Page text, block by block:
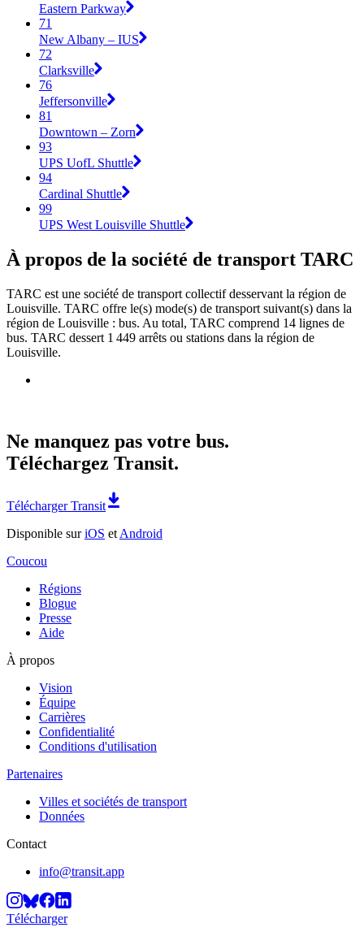
Eastern Parkway
71
New Albany – IUS
72
Clarksville
76
Jeffersonville
81
Downtown – Zorn
93
UPS UofL Shuttle
94
Cardinal Shuttle
99
UPS West Louisville Shuttle
À propos de la société de transport TARC
TARC est une société de transport collectif desservant la région de
Louisville. TARC offre le(s) mode(s) de transport suivant(s) dans la
région de Louisville : bus. Au total, TARC comprend 14 lignes de
bus. TARC dessert 1 449 arrêts ou stations dans la région de
Louisville.
Ne manquez pas votre bus.
Téléchargez Transit.
Télécharger Transit
Disponible suriOS et Android
Coucou
Régions
Blogue
Presse
Aide
À propos
Vision
Équipe
Carrières
Confidentialité
Conditions d'utilisation
Partenaires
Villes et sociétés de transport
Données
Contact
info@transit.app
Télécharger